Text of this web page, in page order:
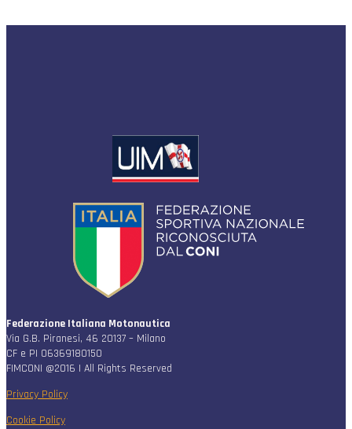
Federazione Italiana Motonautica
Via G.B. Piranesi, 46 20137 – Milano
CF e PI 06369180150
FIMCONI @2016 | All Rights Reserved
Privacy Policy
Cookie Policy